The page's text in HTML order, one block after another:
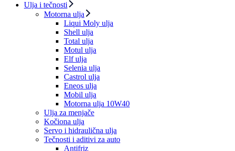
Ulja i tečnosti
Motorna ulja
Liqui Moly ulja
Shell ulja
Total ulja
Motul ulja
Elf ulja
Selenia ulja
Castrol ulja
Eneos ulja
Mobil ulja
Motorna ulja 10W40
Ulja za menjače
Kočiona ulja
Servo i hidraulična ulja
Tečnosti i aditivi za auto
Antifriz